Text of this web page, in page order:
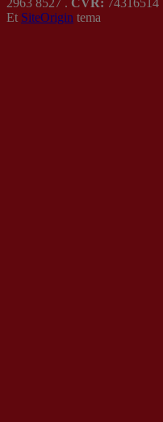
2963 8527 . CVR: 74316514
Et SiteOrigin tema